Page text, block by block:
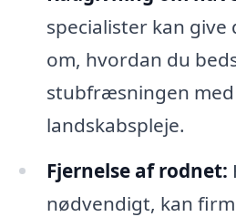
specialister kan
om, hvordan du
stubfræsningen
landskabspleje.
Fjernelse af rodnet:
nødvendigt, kan